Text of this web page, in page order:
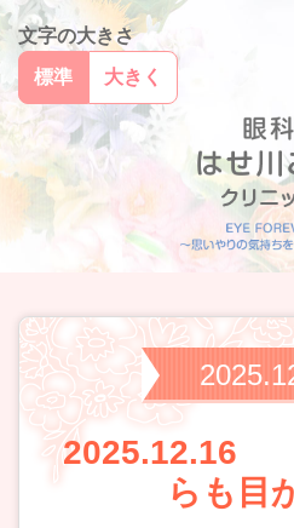
文字の大きさ
標準
大きく
2025.12.16
らも目